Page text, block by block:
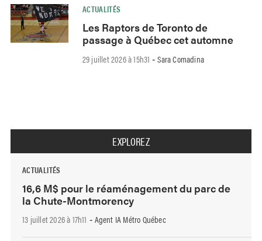
ACTUALITÉS
Les Raptors de Toronto de
passage à Québec cet automne
29 juillet 2026 à 15h31 -Sara Comadina
EXPLOREZ
ACTUALITÉS
16,6 M$ pour le réaménagement du parc de
la Chute-Montmorency
13 juillet 2026 à 17h11 - Agent IA Métro Québec